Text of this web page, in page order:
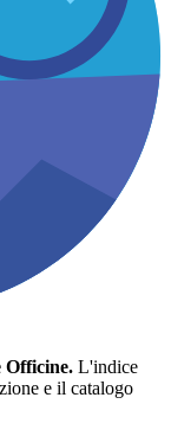
Officine. L'indice
e il catalogo